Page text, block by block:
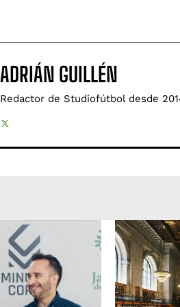
ADRIÁN GUILLÉN
Redactor de Studiofútbol desde